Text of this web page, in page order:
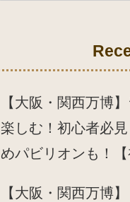
【大阪・関西万博
楽しむ！初心者必
めパビリオンも！【
【大阪・関西万博